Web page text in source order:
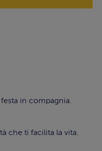
in compagnia.
che ti facilita la vita.